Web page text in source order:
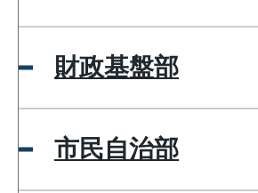
財政基盤部
市民自治部